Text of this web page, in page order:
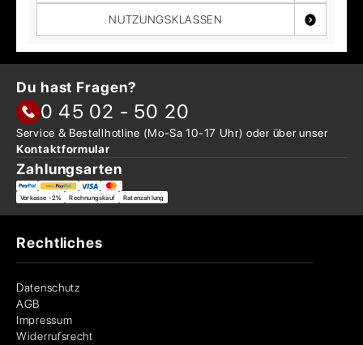
NUTZUNGSKLASSEN
Du hast Fragen?
0 45 02 - 50 20
Service & Bestellhotline (Mo-Sa 10-17 Uhr) oder überunser
Kontaktformular
Zahlungsarten
Vorkasse -2% Rechnungskauf Ratenzahlung
Rechtliches
Datenschutz
AGB
Impressum
Widerrufsrecht